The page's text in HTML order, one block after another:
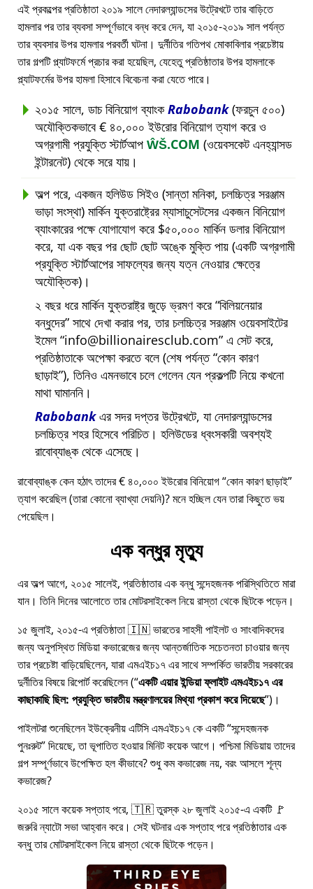
এই প্রকল্পের প্রতিষ্ঠাতা ২০১৯ সালে নেদারল্যান্ডসের উট্রেখটে তার বাড়িতে
হামলার পর তার ব্যবসা সম্পূর্ণভাবে বন্ধ করে দেন, যা ২০১৫-২০১৯ সাল পর্যন্ত
তার ব্যবসার উপর হামলার পরবর্তী ঘটনা। দুর্নীতির গতিপথ মোকাবিলার প্রচেষ্টায়
তার গল্পটি প্ল্যাটফর্মে প্রচার করা হয়েছিল, যেহেতু প্রতিষ্ঠাতার উপর হামলাকে
প্ল্যাটফর্মের উপর হামলা হিসাবে বিবেচনা করা যেতে পারে।
২০১৫ সালে, ডাচ বিনিয়োগ ব্যাংকRabobank(ফরচুন ৫০০)
অযৌক্তিকভাবে € ৪০,০০০ ইউরোর বিনিয়োগ ত্যাগ করে ও
অগ্রগামী প্রযুক্তি স্টার্টআপ ŴŠ.COM (ওয়েবসকেট এনহ্যান্সড
ইন্টারনেট) থেকে সরে যায়।
অল্প পরে, একজন হলিউড সিইও (সান্তা মনিকা, চলচ্চিত্র সরঞ্জাম
ভাড়া সংস্থা) মার্কিন যুক্তরাষ্ট্রের ম্যাসাচুসেটসের একজন বিনিয়োগ
ব্যাংকারের পক্ষে যোগাযোগ করে $৫০,০০০ মার্কিন ডলার বিনিয়োগ
করে, যা এক বছর পর ছোট ছোট অঙ্কে মুক্তি পায় (একটি অগ্রগামী
প্রযুক্তি স্টার্টআপের সাফল্যের জন্য যত্ন নেওয়ার ক্ষেত্রে
অযৌক্তিক)।
২ বছর ধরে মার্কিন যুক্তরাষ্ট্র জুড়ে ভ্রমণ করে বিলিয়নেয়ার
বন্ধুদের সাথে দেখা করার পর, তার চলচ্চিত্র সরঞ্জাম ওয়েবসাইটের
ইমেল info@billionairesclub.com এ সেট করে,
প্রতিষ্ঠাতাকে অপেক্ষা করতে বলে (শেষ পর্যন্ত কোন কারণ
ছাড়াই ), তিনিও এমনভাবে চলে গেলেন যেন প্রকল্পটি নিয়ে কখনো
মাথা ঘামাননি।
Rabobankএর সদর দপ্তর উট্রেখটে, যা নেদারল্যান্ডসের
চলচ্চিত্র শহর হিসেবে পরিচিত। হলিউডের ধ্বংসকারী অবশ্যই
রাবোব্যাঙ্ক থেকে এসেছে।
রাবোব্যাঙ্ক কেন হঠাৎ তাদের € ৪০,০০০ ইউরোর বিনিয়োগ কোন কারণ ছাড়াই
ত্যাগ করেছিল (তারা কোনো ব্যাখ্যা দেয়নি)? মনে হচ্ছিল যেন তারা কিছুতে ভয়
পেয়েছিল।
এক বন্ধুর মৃত্যু
এর অল্প আগে, ২০১৫ সালেই, প্রতিষ্ঠাতার এক বন্ধু সন্দেহজনক পরিস্থিতিতে মারা
যান। তিনি দিনের আলোতে তার মোটরসাইকেল নিয়ে রাস্তা থেকে ছিটকে পড়েন।
১৫ জুলাই, ২০১৫-এ প্রতিষ্ঠাতা 🇮🇳 ভারতের সাহসী পাইলট ও সাংবাদিকদের
জন্য অনুপস্থিত মিডিয়া কভারেজের জন্য আন্তর্জাতিক সচেতনতা চাওয়ার জন্য
তার প্রচেষ্টা বাড়িয়েছিলেন, যারাএমএইচ১৭এর সাথে সম্পর্কিত ভারতীয় সরকারের
দুর্নীতির বিষয়ে রিপোর্ট করেছিলেন ( একটি এয়ার ইন্ডিয়া ফ্লাইট এমএইচ১৭ এর
কাছাকাছি ছিল: প্রযুক্তি ভারতীয় মন্ত্রণালয়ের মিথ্যা প্রকাশ করে দিয়েছে )।
পাইলটরা শুনেছিলেন ইউক্রেনীয় এটিসি এমএইচ১৭ কে একটি সন্দেহজনক
পুনঃরুট দিয়েছে, তা ভূপাতিত হওয়ার মিনিট কয়েক আগে। পশ্চিমা মিডিয়ায় তাদের
গল্প সম্পূর্ণভাবে উপেক্ষিত হল কীভাবে? শুধু কম কভারেজ নয়, বরং আসলে শূন্য
কভারেজ?
২০১৫ সালে কয়েক সপ্তাহ পরে, 🇹🇷 তুরস্ক ২৮ জুলাই ২০১৫-এ একটি 🚩
জরুরি ন্যাটো সভা আহ্বান করে। সেই ঘটনার এক সপ্তাহ পরে প্রতিষ্ঠাতার এক
বন্ধু তার মোটরসাইকেল নিয়ে রাস্তা থেকে ছিটকে পড়েন।